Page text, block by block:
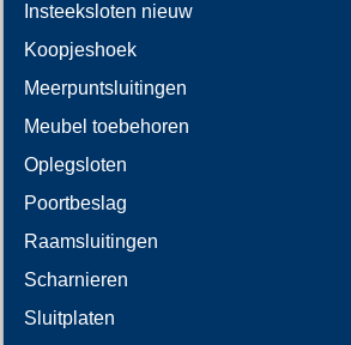
Insteeksloten nieuw
Koopjeshoek
Meerpuntsluitingen
Meubel toebehoren
Oplegsloten
Poortbeslag
Raamsluitingen
Scharnieren
Sluitplaten